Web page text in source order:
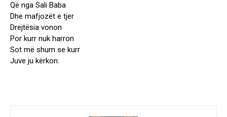
Që nga Sali Baba
Dhe mafjozët e tjer
Drejtësia vonon
Por kurr nuk harron
Sot më shum se kurr
Juve ju kërkon.